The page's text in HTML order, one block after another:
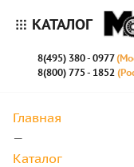
КАТАЛОГ
8(495) 380 - 0977
8(800) 775 - 1852
Главная
—
Каталог